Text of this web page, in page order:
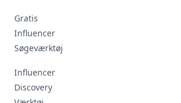
Gratis
Influencer
Søgeværktøj
Influencer
Discovery